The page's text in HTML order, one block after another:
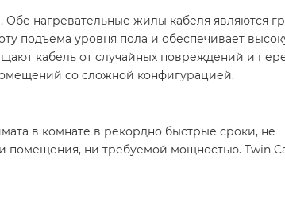
Обе нагревательные жилы кабеля являются
подъема уровня пола и обеспечивает
кабель от случайных повреждений и
со сложной конфигурацией.
в комнате в рекордно быстрые сроки, не
помещения, ни требуемой мощностью. Twin